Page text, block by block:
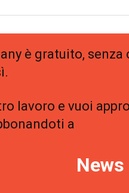
è gratuito,
lavoro e vuoi
a